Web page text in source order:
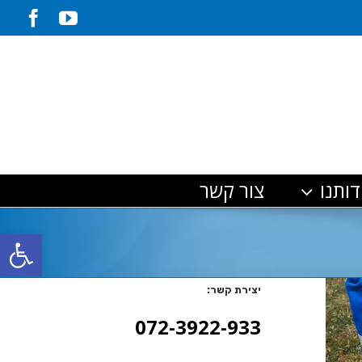
צור קשר
יצירת קשר:
072-3922-933
פתח